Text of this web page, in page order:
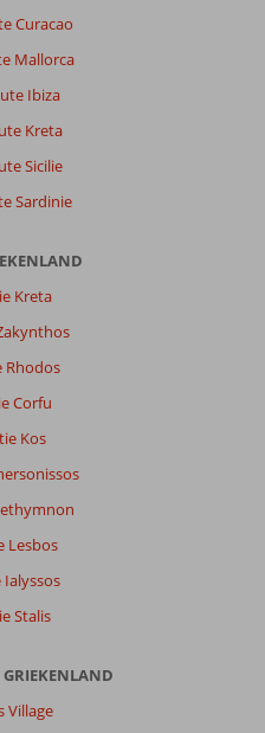
Curacao
Mallorca
Ibiza
Kreta
Sicilie
Sardinie
Kreta
Rhodos
Corfu
Kos
Lesbos
Stalis
GRIEKENLAND
Village